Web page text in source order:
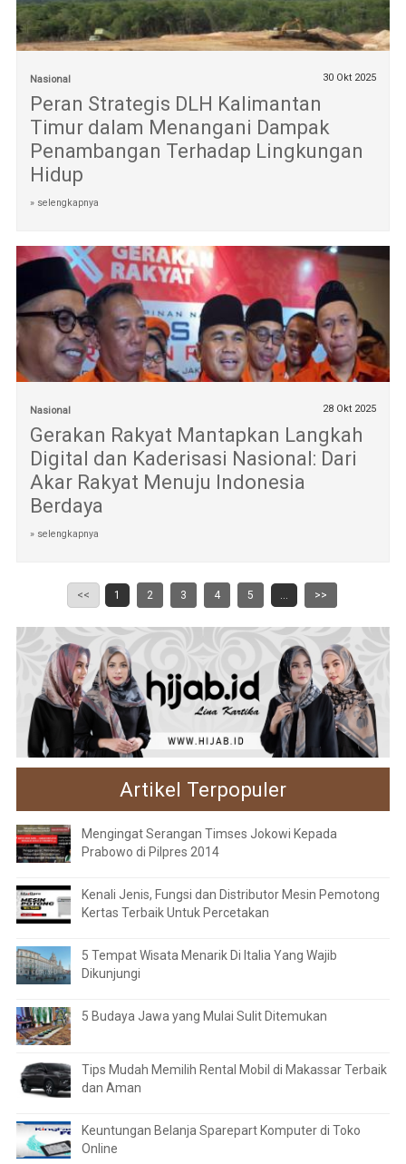
Nasional 30 Okt 2025
Peran Strategis DLH Kalimantan
Timur dalam Menangani Dampak
Penambangan Terhadap Lingkungan
Hidup
» selengkapnya
Nasional 28 Okt 2025
Gerakan Rakyat Mantapkan Langkah
Digital dan Kaderisasi Nasional: Dari
Akar Rakyat Menuju Indonesia
Berdaya
» selengkapnya
<< 1 2 3 4 5 ... >>
Artikel Terpopuler
Mengingat Serangan Timses Jokowi Kepada
Prabowo di Pilpres 2014
Kenali Jenis, Fungsi dan Distributor Mesin Pemotong
Kertas Terbaik Untuk Percetakan
5 Tempat Wisata Menarik Di Italia Yang Wajib
Dikunjungi
5 Budaya Jawa yang Mulai Sulit Ditemukan
Tips Mudah Memilih Rental Mobil di Makassar Terbaik
dan Aman
Keuntungan Belanja Sparepart Komputer di Toko
Online